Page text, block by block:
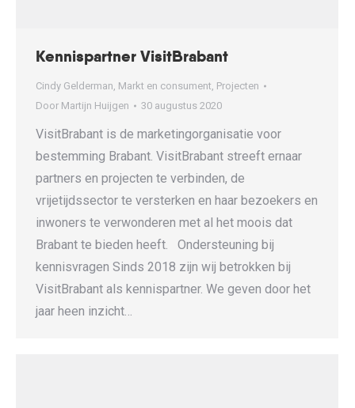
Kennispartner VisitBrabant
Cindy Gelderman, Markt en consument, Projecten
Door Martijn Huijgen 30 augustus 2020
VisitBrabant is de marketingorganisatie voor
bestemming Brabant. VisitBrabant streeft ernaar
partners en projecten te verbinden, de
vrijetijdssector te versterken en haar bezoekers en
inwoners te verwonderen met al het moois dat
Brabant te bieden heeft. Ondersteuning bij
kennisvragen Sinds 2018 zijn wij betrokken bij
VisitBrabant als kennispartner. We geven door het
jaar heen inzicht…